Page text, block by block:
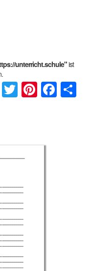
unterricht.schule"ist
WhatsApp
Twitter